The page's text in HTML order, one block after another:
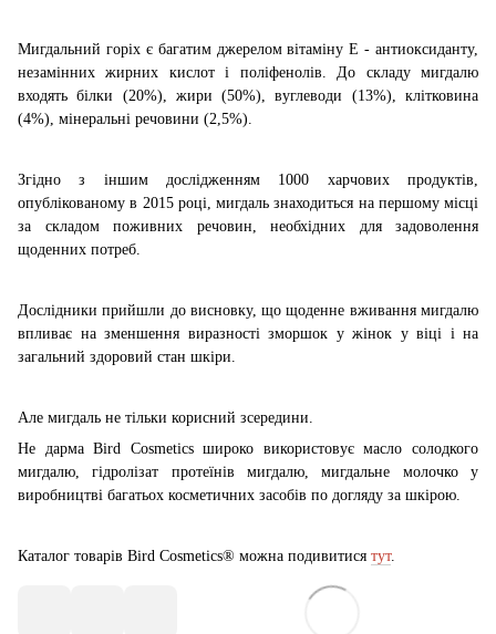
Мигдальний горіх є багатим джерелом вітаміну Е - антиоксиданту,
незамінних жирних кислот і поліфенолів. До складу мигдалю
входять білки (20%), жири (50%), вуглеводи (13%), клітковина
(4%), мінеральні речовини (2,5%).
Згідно з іншим дослідженням 1000 харчових продуктів,
опублікованому в 2015 році, мигдаль знаходиться на першому місці
за складом поживних речовин, необхідних для задоволення
щоденних потреб.
Дослідники прийшли до висновку, що щоденне вживання мигдалю
впливає на зменшення виразності зморшок у жінок у віці і на
загальний здоровий стан шкіри.
Але мигдаль не тільки корисний зсередини.
Не дарма Bird Cosmetics широко використовує масло солодкого
мигдалю, гідролізат протеїнів мигдалю, мигдальне молочко у
виробництві багатьох косметичних засобів по догляду за шкірою.
Каталог товарів Bird Cosmetics® можна подивитися тут.